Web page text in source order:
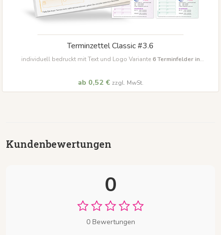
Terminzettel Classic #3.6
individuell bedruckt mit Text und Logo Variante 6Terminfelder in
ab 0,52 € zzgl. MwSt.
Kundenbewertungen
0
0 Bewertungen